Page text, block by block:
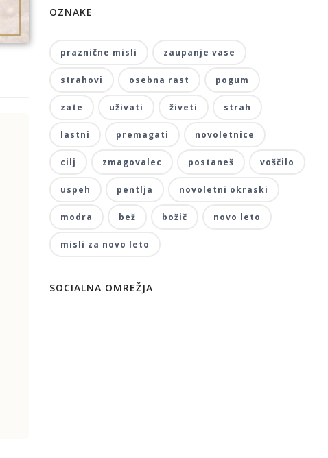
OZNAKE
praznične misli zaupanje vase
strahovi osebna rast pogum
zate uživati živeti strah
lastni premagati novoletnice
cilj zmagovalec postaneš voščilo
uspeh pentlja novoletni okraski
modra bež božič novo leto
misli za novo leto
SOCIALNA OMREŽJA